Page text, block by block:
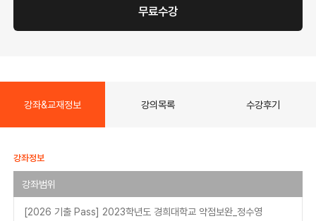
무료수강
강좌&교재정보 강의목록 수강후기
강좌정보
강좌범위
[2026 기출 Pass] 2023학년도 경희대학교 약점보완_정수영